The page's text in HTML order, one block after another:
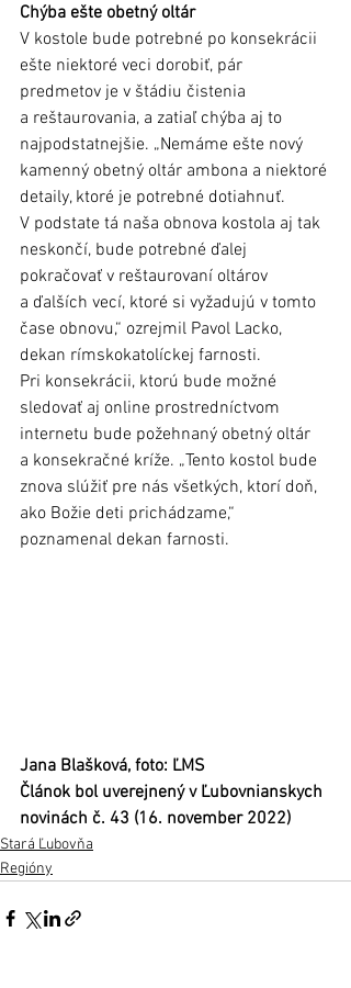
Chýba ešte obetný oltár
V kostole bude potrebné po konsekrácii
ešte niektoré veci dorobiť, pár
predmetov je v štádiu čistenia
a reštaurovania, a zatiaľ chýba aj to
najpodstatnejšie. „Nemáme ešte nový
kamenný obetný oltár ambona a niektoré
detaily, ktoré je potrebné dotiahnuť.
V podstate tá naša obnova kostola aj tak
neskončí, bude potrebné ďalej
pokračovať v reštaurovaní oltárov
a ďalších vecí, ktoré si vyžadujú v tomto
čase obnovu,“ ozrejmil Pavol Lacko,
dekan rímskokatolíckej farnosti.
Pri konsekrácii, ktorú bude možné
sledovať aj online prostredníctvom
internetu bude požehnaný obetný oltár
a konsekračné kríže. „Tento kostol bude
znova slúžiť pre nás všetkých, ktorí doň,
ako Božie deti prichádzame,“
poznamenal dekan farnosti.
Jana Blašková, foto: ĽMS
Článok bol uverejnený v Ľubovnianskych
novinách č. 43 (16. november 2022)
Stará Ľubovňa
Regióny